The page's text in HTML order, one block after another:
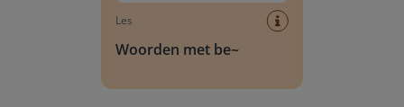
Les
Woorden met be~